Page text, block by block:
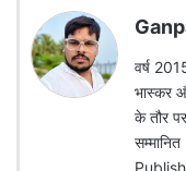
वर्ष
भास्कर
के तौर